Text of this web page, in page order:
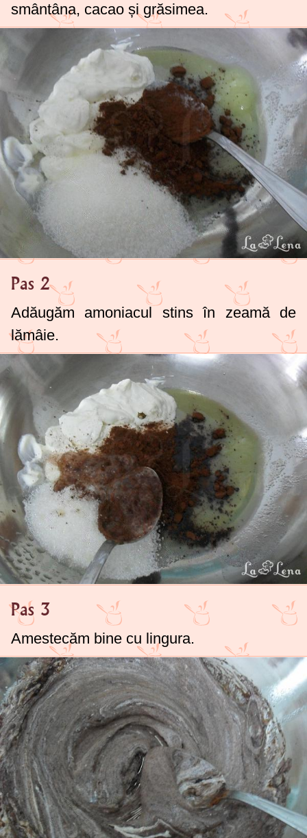
smântâna, cacao și grăsimea.
Pas 2
Adăugăm amoniacul stins în zeamă de
lămâie.
Pas 3
Amestecăm bine cu lingura.